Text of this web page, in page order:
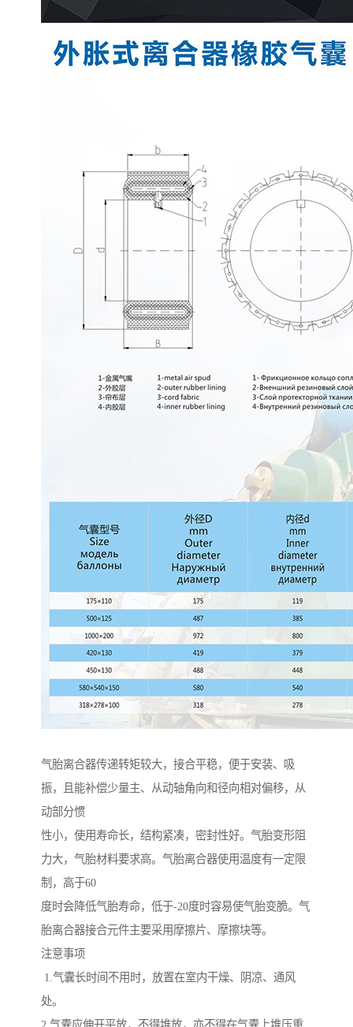
气胎离合器传递转矩较大，接合平稳，便于安装、吸
振，且能补偿少量主、从动轴角向和径向相对偏移，从
动部分惯
性小，使用寿命长，结构紧凑，密封性好。气胎变形阻
力大，气胎材料要求高。气胎离合器使用温度有一定限
制，高于60
度时会降低气胎寿命，低于-20度时容易使气胎变脆。气
胎离合器接合元件主要采用摩擦片、摩擦块等。
注意事项
1.气囊长时间不用时，放置在室内干燥、阴凉、通风
处。